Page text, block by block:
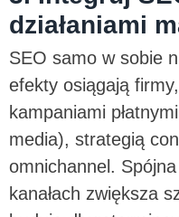
działaniami
SEO samo w sobie
efekty osiągają
kampaniami
media), strategią
omnichannel.
kanałach zwiększa